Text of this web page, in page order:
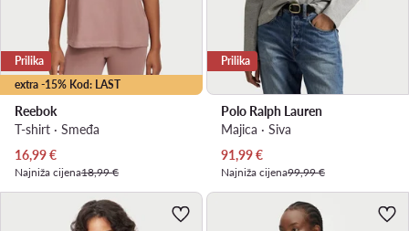
extra -15% Kod: LAST
Prilika
Reebok
T-shirt · Smeđa
Trenutna cijena
16,99€
Najniža cijena18,99 €
Prilika
Polo Ralph Lauren
Majica · Siva
Trenutna cijena
91,99€
Najniža cijena99,99 €